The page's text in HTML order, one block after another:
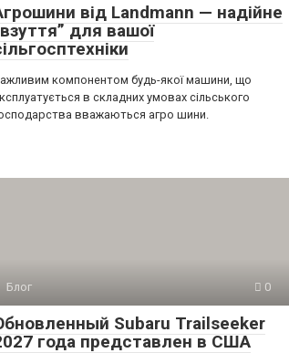
від Landmann — надійне
для вашої
компонентом будь-якої машини, що
в складних умовах сільського
вважаються агро шини.
Блог 0
Subaru Trailseeker
года представлен в США